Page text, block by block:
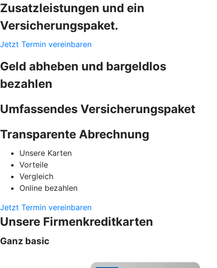
Zusatzleistungen und ein
Versicherungspaket.
Jetzt Termin vereinbaren
Geld abheben und bargeldlos
bezahlen
Umfassendes Versicherungspaket
Transparente Abrechnung
Unsere Karten
Vorteile
Vergleich
Online bezahlen
Jetzt Termin vereinbaren
Unsere Firmenkreditkarten
Ganz basic